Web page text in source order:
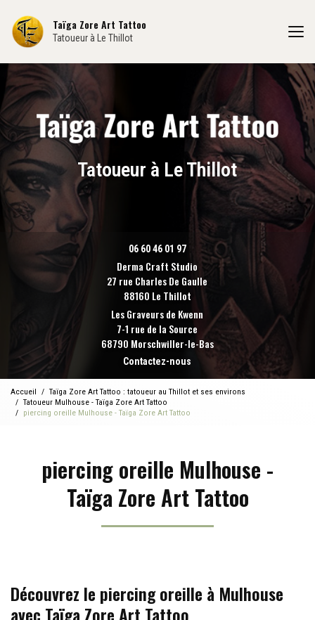
contenu
principal
Taïga Zore Art Tattoo
Tatoueur à Le Thillot
Tatoueur à Le Thillot
06 60 46 01 97
Derma Craft Studio
27 rue Charles De Gaulle
88160 Le Thillot
Les Graveurs de Kwenn
7-1 rue de la Source
68790 Morschwiller-le-Bas
Contactez-nous
Accueil
Taïga Zore Art Tattoo : tatoueur au Thillot et ses environs
Tatoueur Mulhouse - Taïga Zore Art Tattoo
piercing oreille Mulhouse - Taïga Zore Art Tattoo
piercing oreille Mulhouse -
Taïga Zore Art Tattoo
Découvrez le piercing oreille à Mulhouse
avec Taïga Zore Art Tattoo